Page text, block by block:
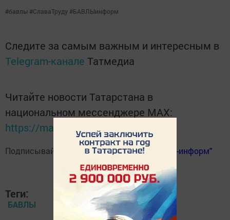
#бавлы #СлаваТруду #БАВЛЫинформ
Следите за самым важным и интересным в
Telegram-канале Татмедиа
Читайте новости Татарстана в
национальном мессенджере MАХ:
https://max.ru/tatmedia
Подписывайтесь нателеграм-канал "Бавлы-информ"
Теги:
БАВЛЫ